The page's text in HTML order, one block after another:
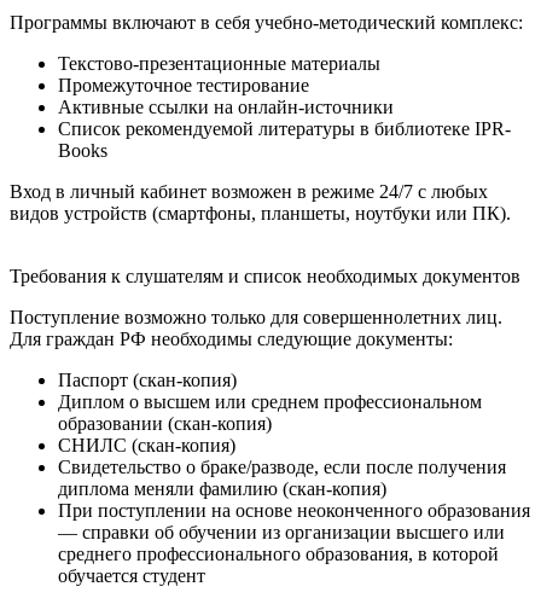
Программы включают в себя учебно-методический комплекс:
Текстово-презентационные материалы
Промежуточное тестирование
Активные ссылки на онлайн-источники
Список рекомендуемой литературы в библиотеке IPR-
Books
Вход в личный кабинет возможен в режиме 24/7 с любых
видов устройств (смартфоны, планшеты, ноутбуки или ПК).
Требования к слушателям и список необходимых документов
Поступление возможно только для совершеннолетних лиц.
Для граждан РФ необходимы следующие документы:
Паспорт (скан-копия)
Диплом о высшем или среднем профессиональном
образовании (скан-копия)
СНИЛС (скан-копия)
Свидетельство о браке/разводе, если после получения
диплома меняли фамилию (скан-копия)
При поступлении на основе неоконченного образования
— справки об обучении из организации высшего или
среднего профессионального образования, в которой
обучается студент